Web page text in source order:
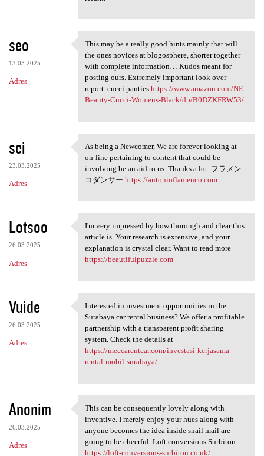
seo
13.03.2025
Adres
This may be a really good
This may be a really good hints mainly that will
the ones novices at blogosphere, shorter together
with complete information… Kudos meant for
posting ours. Extremely important look over
report. cucci panties https://www.amazon.com/NE-
Beauty-Cucci-Womens-Black/dp/B0DZKFRW53/
sei
23.03.2025
Adres
As being a Newcomer, We are
As being a Newcomer, We are forever looking at
on-line pertaining to content that could be
involving be an aid to us. Thanks a lot. フラメン
コダンサー https://antonioflamenco.com
Lotsoo
26.03.2025
Adres
I'm very impressed by how
I'm very impressed by how thorough and clear this
article is. Your research is extensive, and your
explanation is crystal clear. Want to read more
https://beautifulpuzzle.com
Vuide
26.03.2025
Adres
Interested in investment
Interested in investment opportunities in the
Surabaya car rental business? We offer a profitable
partnership with a transparent profit sharing
system. Check the details at
https://meccarentcar.com/investasi-kerjasama-
rental-mobil-surabaya/
Anonim
26.03.2025
Adres
This can be consequently
This can be consequently lovely along with
inventive. I merely enjoy your hues along with
anyone becomes the idea inside snail mail are
going to be cheerful. Loft conversions Surbiton
https://loft-conversions-surbiton.co.uk/